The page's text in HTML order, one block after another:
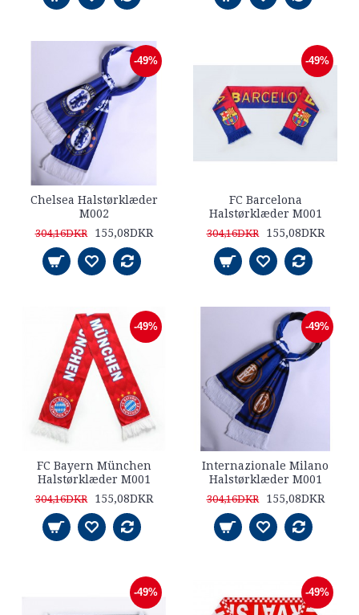
-49%
Chelsea Halstørklæder
M002
304,16DKR 155,08DKR
-49%
FC Barcelona
Halstørklæder M001
304,16DKR 155,08DKR
-49%
FC Bayern München
Halstørklæder M001
304,16DKR 155,08DKR
-49%
Internazionale Milano
Halstørklæder M001
304,16DKR 155,08DKR
-49% -49%